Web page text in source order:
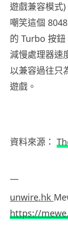
遊戲兼容模式
嘲笑這個
的 Turbo 按
減慢處理器速
以兼容過往只
遊戲。
資料來源：
—
unwire.hk
https://